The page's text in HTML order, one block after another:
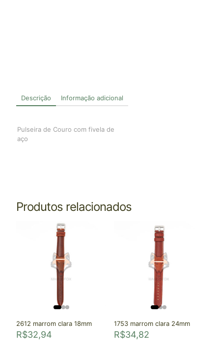
Descrição Informação adicional
Pulseira de Couro com fivela de
aço
Produtos relacionados
2612 marrom clara 18mm
R$32,94
1753 marrom clara 24mm
R$34,82